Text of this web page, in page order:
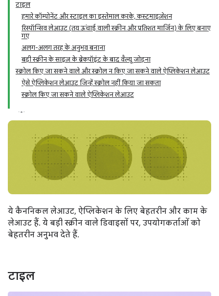
टाइल
हमारे कॉम्पोनेंट और स्टाइल का इस्तेमाल करके, कस्टमाइज़ेशन
रिस्पॉन्सिव लेआउट (तय ऊंचाई वाली स्क्रीन और प्रतिशत मार्जिन) के लिए बनाए
गए
अलग-अलग तरह के अनुभव बनाना
बड़ी स्क्रीन के साइज़ के ब्रेकपॉइंट के बाद वैल्यू जोड़ना
स्क्रोल किए जा सकने वाले और स्क्रोल न किए जा सकने वाले ऐप्लिकेशन लेआउट
ऐसे ऐप्लिकेशन लेआउट जिन्हें स्क्रोल नहीं किया जा सकता
स्क्रोल किए जा सकने वाले ऐप्लिकेशन लेआउट
ये कैननिकल लेआउट, ऐप्लिकेशन के लिए बेहतरीन और काम के
लेआउट हैं. ये बड़ी स्क्रीन वाले डिवाइसों पर, उपयोगकर्ताओं को
बेहतरीन अनुभव देते हैं.
टाइल